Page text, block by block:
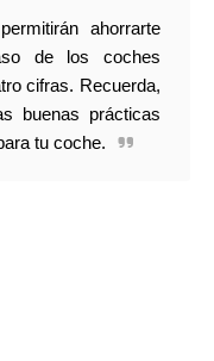
ahorrarte
de los coches
cifras. Recuerda,
buenas prácticas
tu coche.